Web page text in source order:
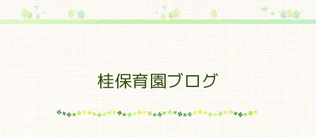
桂保育園ブログ